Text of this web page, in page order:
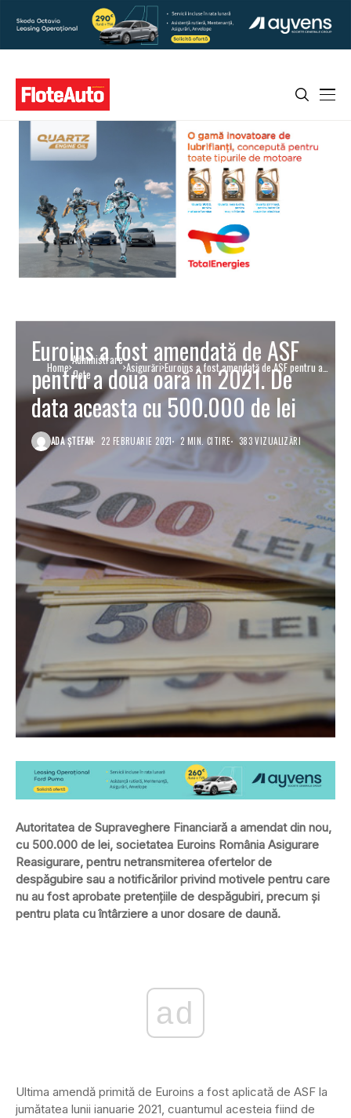
Home Administrare
flote
Asigurări Euroins a fost amendată de ASF pentru a
doua oară în 2021. De data aceasta cu
500.000 de lei
Euroins a fost amendată de ASF
pentru a doua oară în 2021. De
data aceasta cu 500.000 de lei
ADA ȘTEFAN 22 FEBRUARIE 2021 2 MIN. CITIRE 383 VIZUALIZĂRI
Autoritatea de Supraveghere Financiară a amendat din nou,
cu 500.000 de lei, societatea Euroins România Asigurare
Reasigurare, pentru netransmiterea ofertelor de
despăgubire sau a notificărilor privind motivele pentru care
nu au fost aprobate pretenţiile de despăgubiri, precum şi
pentru plata cu întârziere a unor dosare de daună.
ad
Ultima amendă primită de Euroins a fost aplicată de ASF la
jumătatea lunii ianuarie 2021, cuantumul acesteia fiind de